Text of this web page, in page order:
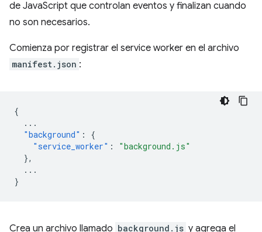
de JavaScript que controlan eventos y finalizan cuando
no son necesarios.
Comienza por registrar el service worker en el archivo
manifest.json :
{
...
"background" :
{
"service_worker" :
"background.js"
},
...
}
Crea un archivo llamado background.js y agrega el